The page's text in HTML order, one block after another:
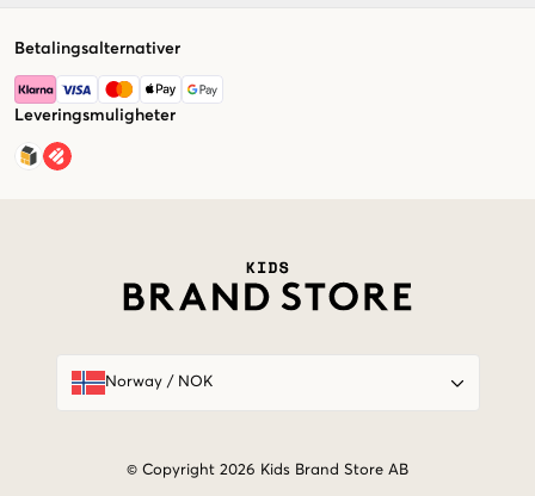
Betalingsalternativer
Leveringsmuligheter
Norway/ NOK
© Copyright 2026 Kids Brand Store AB